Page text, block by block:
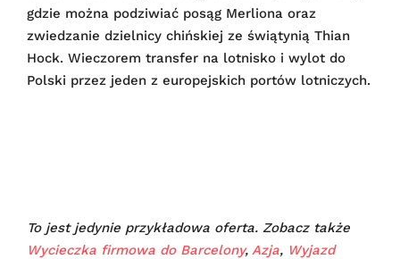
gdzie można podziwiać posąg Merliona oraz
zwiedzanie dzielnicy chińskiej ze świątynią Thian
Hock. Wieczorem transfer na lotnisko i wylot do
Polski przez jeden z europejskich portów lotniczych.
To jest jedynie przykładowa oferta. Zobacz także
Wycieczka firmowa do Barcelony, Azja, Wyjazd